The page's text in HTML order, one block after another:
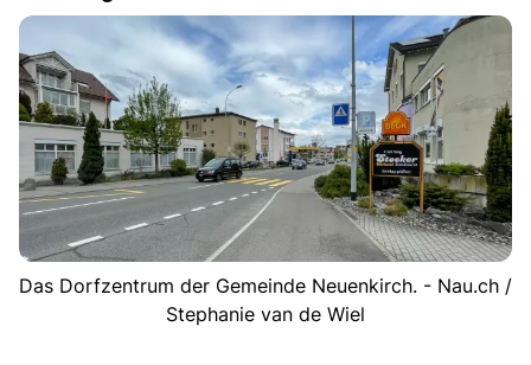
Das Dorfzentrum der Gemeinde Neuenkirch. - Nau.ch /
Stephanie van de Wiel